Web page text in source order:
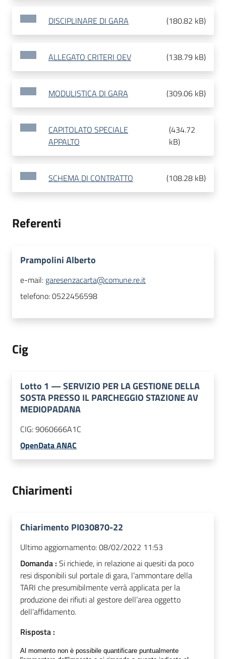
DISCIPLINARE DI GARA (180.82 kB)
ALLEGATO CRITERI OEV (138.79 kB)
MODULISTICA DI GARA (309.06 kB)
CAPITOLATO SPECIALE
APPALTO
(434.72
kB)
SCHEMA DI CONTRATTO (108.28 kB)
Referenti
Prampolini Alberto
e-mail: garesenzacarta@comune.re.it
telefono:0522456598
Cig
Lotto 1 —SERVIZIO PER LA GESTIONE DELLA
SOSTA PRESSO IL PARCHEGGIO STAZIONE AV
MEDIOPADANA
CIG:9060666A1C
OpenData ANAC
Chiarimenti
Chiarimento PI030870-22
Ultimo aggiornamento:08/02/2022 11:53
Domanda : Si richiede, in relazione ai quesiti da poco
resi disponibili sul portale di gara, l’ammontare della
TARI che presumibilmente verrà applicata per la
produzione dei rifiuti al gestore dell’area oggetto
dell’affidamento.
Risposta :
Al momento non è possibile quantificare puntualmente